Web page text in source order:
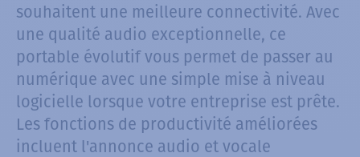
souhaitent une meilleure connectivité. Avec
une qualité audio exceptionnelle, ce
portable évolutif vous permet de passer au
numérique avec une simple mise à niveau
logicielle lorsque votre entreprise est prête.
Les fonctions de productivité améliorées
incluent l'annonce audio et vocale